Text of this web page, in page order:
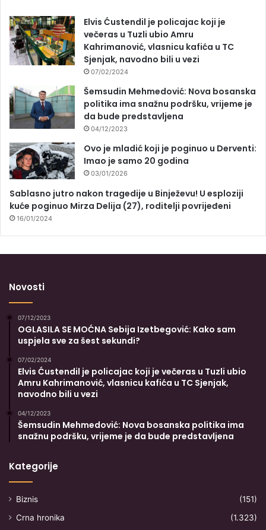
Elvis Ćustendil je policajac koji je
večeras u Tuzli ubio Amru
Kahrimanović, vlasnicu kafića u TC
Sjenjak, navodno bili u vezi
07/02/2024
Šemsudin Mehmedović: Nova bosanska
politika ima snažnu podršku, vrijeme je
da bude predstavljena
04/12/2023
Ovo je mladić koji je poginuo u Derventi:
Imao je samo 20 godina
03/01/2026
Sablasno jutro nakon tragedije u Binježevu! U esploziji
kuće poginuo Mirza Delija (27), roditelji povrijeđeni
16/01/2024
Novosti
07/12/2023
OGLASILA SE MOĆNA Sebija Izetbegović: Kako sam
uspjela sve za šest sekundi?
07/02/2024
Elvis Ćustendil je policajac koji je večeras u Tuzli ubio
Amru Kahrimanović, vlasnicu kafića u TC Sjenjak,
navodno bili u vezi
04/12/2023
Šemsudin Mehmedović: Nova bosanska politika ima
snažnu podršku, vrijeme je da bude predstavljena
Kategorije
Biznis
(151)
Crna hronika
(1.323)